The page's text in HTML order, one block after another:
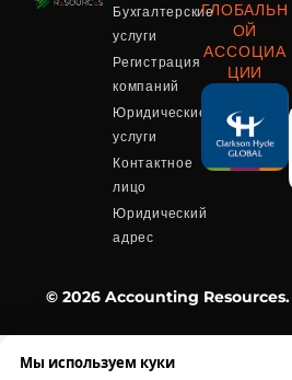
Мы используем куки
Бухгалтерские
услуги
Регистрация
компаний
Юридические
услуги
Контактное
лицо
Юридический
адрес
ГЛОБАЛЬН
ОЙ
АССОЦИА
ЦИИ
© 2026 Accounting